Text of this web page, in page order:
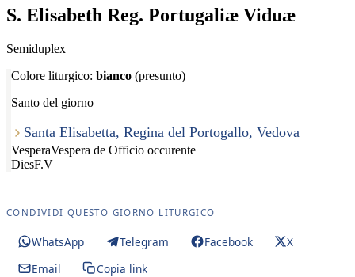
S. Elisabeth Reg. Portugaliæ Viduæ
Semiduplex
Colore liturgico: bianco (presunto)
Santo del giorno
Santa Elisabetta, Regina del Portogallo, Vedova
VesperaVespera de Officio occurente
DiesF.V
CONDIVIDI QUESTO GIORNO LITURGICO
WhatsApp Telegram Facebook
X
Email
Copia link